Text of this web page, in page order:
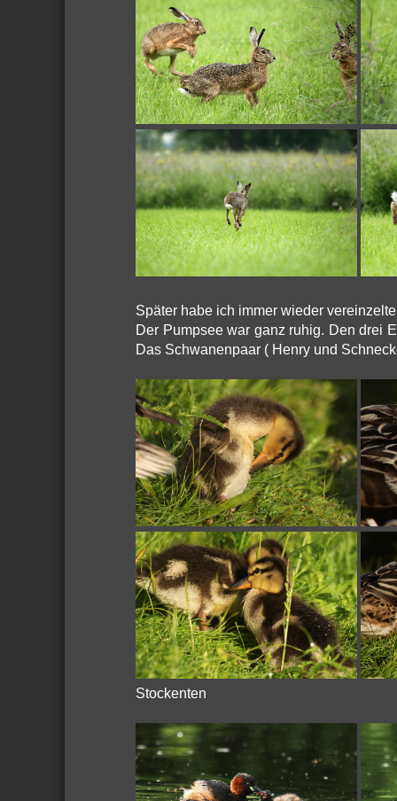
Später habe ich immer wieder
Der Pumpsee war ganz ruhig. Den drei
Das Schwanenpaar ( Henry und
Stockenten